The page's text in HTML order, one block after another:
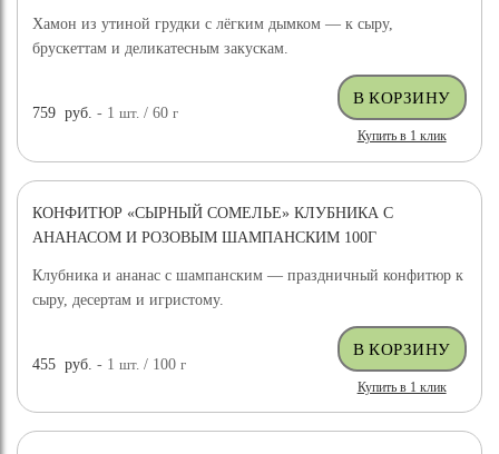
Хамон из утиной грудки с лёгким дымком — к сыру,
брускеттам и деликатесным закускам.
759 руб. - 1шт. / 60г
Купить в 1 клик
КОНФИТЮР «СЫРНЫЙ СОМЕЛЬЕ» КЛУБНИКА С
АНАНАСОМ И РОЗОВЫМ ШАМПАНСКИМ 100Г
Клубника и ананас с шампанским — праздничный конфитюр к
сыру, десертам и игристому.
455 руб. - 1шт. / 100г
Купить в 1 клик